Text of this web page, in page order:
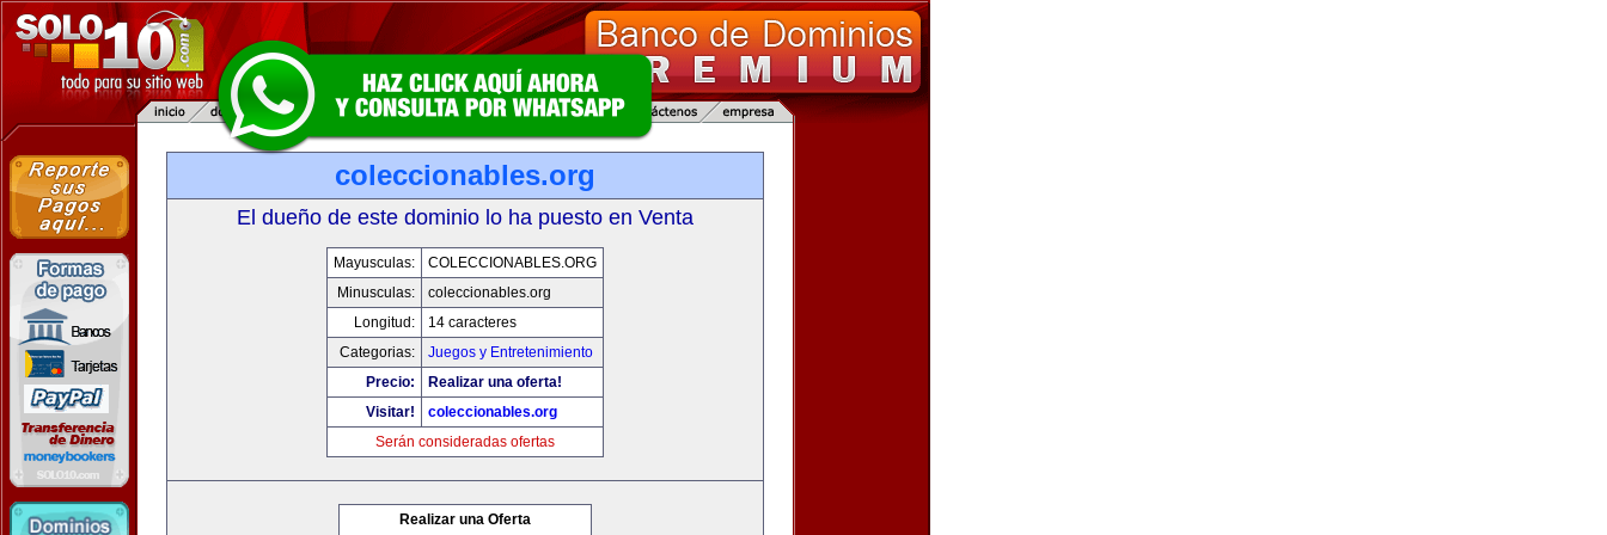
coleccionables.org
El dueño de este dominio lo ha puesto en Venta
Mayusculas:
COLECCIONABLES.ORG
Minusculas:
coleccionables.org
Longitud:
14 caracteres
Categorias:
Juegos y Entretenimiento
Precio:
Realizar una oferta!
Visitar!
coleccionables.org
Serán consideradas ofertas
Realizar una Oferta